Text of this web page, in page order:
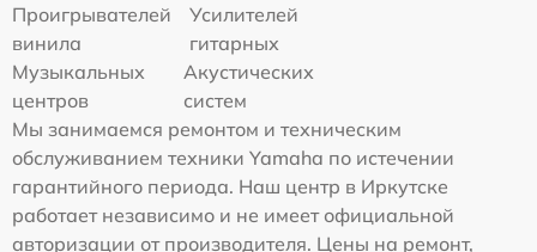
Проигрывателей
винила
Усилителей
гитарных
Музыкальных
центров
Акустических
систем
Мы занимаемся ремонтом и техническим
обслуживанием техники Yamaha по истечении
гарантийного периода. Наш центр в Иркутске
работает независимо и не имеет официальной
авторизации от производителя. Цены на ремонт,